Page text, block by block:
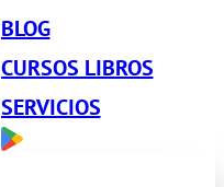
BLOG
CURSOS LIBROS
SERVICIOS